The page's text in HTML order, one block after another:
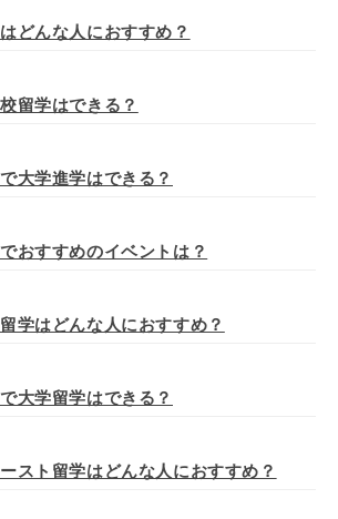
どんな人におすすめ？
留学はできる？
大学進学はできる？
おすすめのイベントは？
学はどんな人におすすめ？
大学留学はできる？
スト留学はどんな人におすすめ？